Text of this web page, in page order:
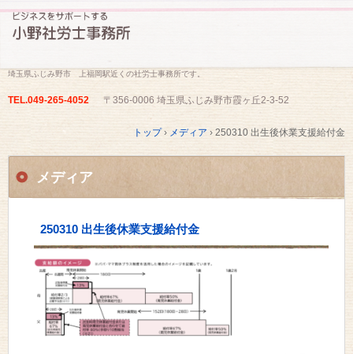
埼玉県ふじみ野市 上福岡駅近くの社労士事務所です。
TEL.049-265-4052 〒356-0006 埼玉県ふじみ野市霞ヶ丘2-3-52
トップ› メディア › 250310 出生後休業支援給付金
メディア
250310 出生後休業支援給付金